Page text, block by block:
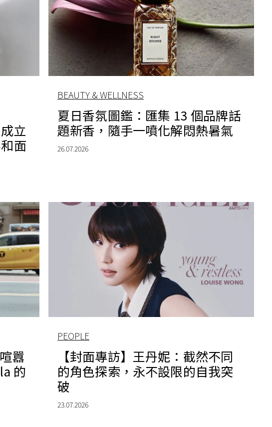
立
面
BEAUTY & WELLNESS
夏日香氛圖鑑：匯集 13 個品牌話
題新香，隨手一噴化解悶熱暑氣
26.07.2026
囂
的
PEOPLE
【封面專訪】王丹妮：截然不同
的角色探索，永不設限的自我突
破
23.07.2026